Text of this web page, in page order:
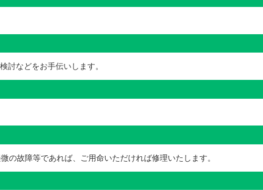
討などをお手伝いします。
の故障等であれば、ご用命いただければ修理いたします。